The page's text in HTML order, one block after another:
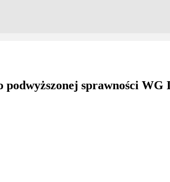
sprawności WG